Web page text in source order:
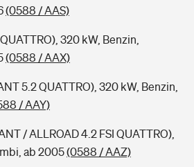
(0588 / AAS)
320 kW, Benzin,
(0588 / AAX)
5.2 QUATTRO), 320 kW, Benzin,
/ AAY)
/ ALLROAD 4.2 FSI QUATTRO),
ab 2005(0588 / AAZ)